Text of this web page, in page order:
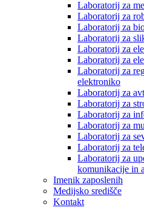
Laboratorij za
Laboratorij za
Laboratorij za
Laboratorij za
Laboratorij za
Laboratorij za
Laboratorij za
elektroniko
Laboratorij za
Laboratorij za
Laboratorij za
Laboratorij za
Laboratorij za
Laboratorij za
Laboratorij za
komunikacije in
Imenik zaposlenih
Medijsko središče
Kontakt